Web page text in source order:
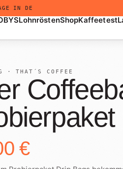
IN DE
LohnröstenShopKaffeetest
· THAT´S COFFEE
€